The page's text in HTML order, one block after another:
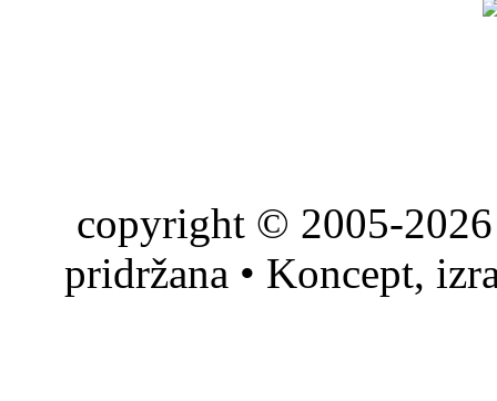
copyright © 2005-
pridržana • Koncept,